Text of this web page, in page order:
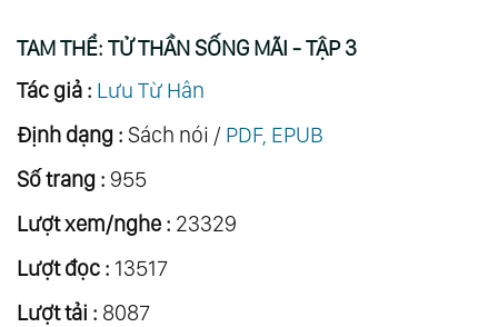
TAM THỂ: TỬ THẦN SỐNG MÃI​ - TẬP 3
Tác giả : Lưu Từ Hân
Định dạng : Sách nói / PDF, EPUB
Số trang : 955
Lượt xem/nghe : 23329
Lượt đọc : 13517
Lượt tải : 8087